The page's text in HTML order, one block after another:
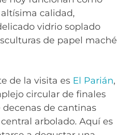
calidad,
vidrio soplado
de papel maché
de la visita es El Parián,
circular de finales
de cantinas
arbolado. Aquí es